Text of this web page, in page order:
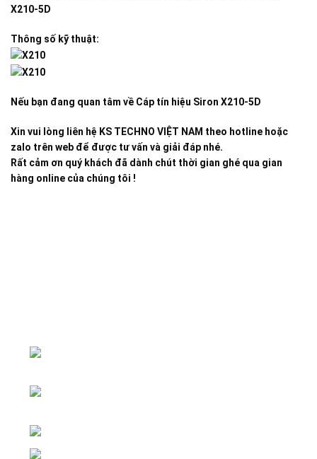
X210-5D
Thông số kỹ thuật:
Nếu bạn đang quan tâm về Cáp tín hiệu Siron X210-5D
Xin vui lòng liên hệ KS TECHNO VIỆT NAM theo hotline hoặc
zalo trên web để được tư vấn và giải đáp nhé.
Rất cảm ơn quý khách đã dành chút thời gian ghé qua gian
hàng online của chúng tôi !